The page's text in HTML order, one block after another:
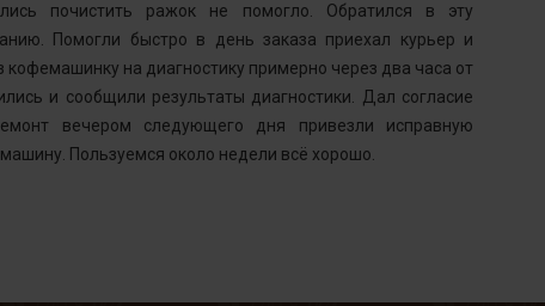
почистить ражок не помогло. Обратился в эту
Помогли быстро в день заказа приехал курьер и
кофемашинку на диагностику примерно через два часа от
и сообщили результаты диагностики. Дал согласие
вечером следующего дня привезли исправную
Пользуемся около недели всё хорошо.